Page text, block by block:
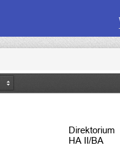
Direktorium
HA II/BA